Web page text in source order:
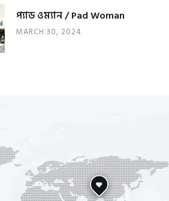
প্যাড ওম্যান / Pad Woman
MARCH 30, 2024